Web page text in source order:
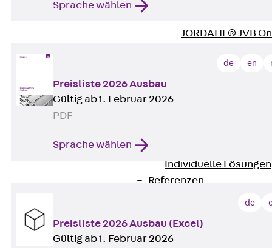
JORDAHL® JVB
ISODESIGN
CAD und BIM
Individuelle Lösungen
Referenzen
Produkte
Sprache wählen
de en
Preisliste 2026 Ausbau
Gültig ab 1. Februar 2026
PDF
Sprache wählen
de
Preisliste 2026 Ausbau (Excel)
Gültig ab 1. Februar 2026